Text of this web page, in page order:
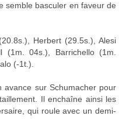
semble basculer en faveur de
Herbert (29.5s.), Alesi
(1m. 04s.), Barrichello (1m.
(-1t.).
avance sur Schumacher pour
Il enchaîne ainsi les
qui roule avec un demi-